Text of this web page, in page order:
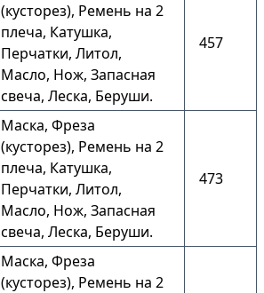
(кусторез), Ремень на 2
плеча, Катушка,
Перчатки, Литол,
Масло, Нож, Запасная
свеча, Леска, Беруши.
457
Маска, Фреза
(кусторез), Ремень на 2
плеча, Катушка,
Перчатки, Литол,
Масло, Нож, Запасная
свеча, Леска, Беруши.
473
Маска, Фреза
(кусторез), Ремень на 2